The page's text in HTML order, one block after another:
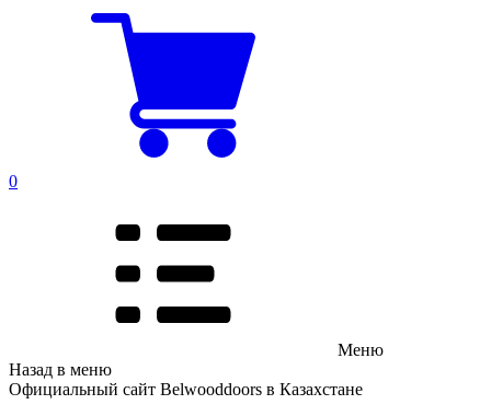
0
Меню
Назад в меню
Официальный сайт Belwooddoors в Казахстане